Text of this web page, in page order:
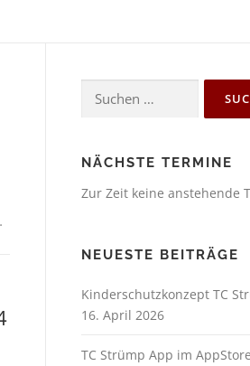
Suchen
nach:
NÄCHSTE TERMINE
Zur Zeit keine anstehende
NEUESTE BEITRÄGE
Kinderschutzkonzept TC
16. April 2026
TC Strümp App im